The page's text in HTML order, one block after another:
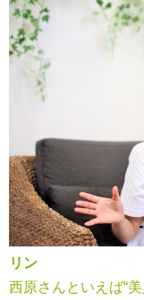
リン
西原さんといえば“